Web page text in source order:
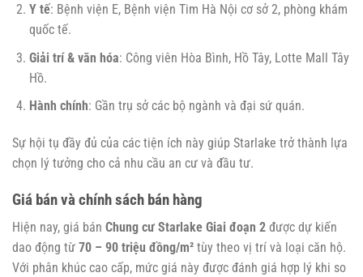
Y tế: Bệnh viện E, Bệnh viện Tim Hà Nội cơ sở 2, phòng khám
quốc tế.
Giải trí & văn hóa: Công viên Hòa Bình, Hồ Tây, Lotte Mall Tây
Hồ.
Hành chính: Gần trụ sở các bộ ngành và đại sứ quán.
Sự hội tụ đầy đủ của các tiện ích này giúp Starlake trở thành lựa
chọn lý tưởng cho cả nhu cầu an cư và đầu tư.
Giá bán và chính sách bán hàng
Hiện nay, giá bán Chung cư Starlake Giai đoạn 2 được dự kiến
dao động từ 70 – 90 triệu đồng/m² tùy theo vị trí và loại căn hộ.
Với phân khúc cao cấp, mức giá này được đánh giá hợp lý khi so